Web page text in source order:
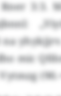
3:3.
na
mic